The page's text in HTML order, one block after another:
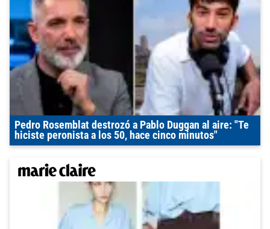
Pedro Rosemblat destrozó a Pablo Duggan al aire: "Te
hiciste peronista a los 50, hace cinco minutos"